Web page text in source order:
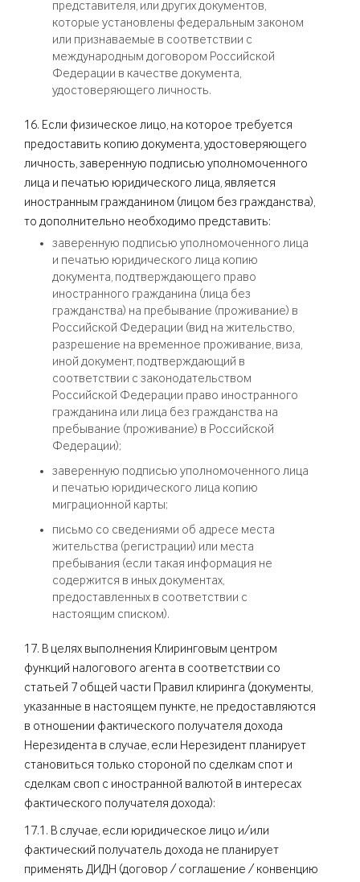
представителя, или других документов,
которые установлены федеральным законом
или признаваемые в соответствии с
международным договором Российской
Федерации в качестве документа,
удостоверяющего личность.
16. Если физическое лицо, на которое требуется
предоставить копию документа, удостоверяющего
личность, заверенную подписью уполномоченного
лица и печатью юридического лица, является
иностранным гражданином (лицом без гражданства),
то дополнительно необходимо представить:
заверенную подписью уполномоченного лица
и печатью юридического лица копию
документа, подтверждающего право
иностранного гражданина (лица без
гражданства) на пребывание (проживание) в
Российской Федерации (вид на жительство,
разрешение на временное проживание, виза,
иной документ, подтверждающий в
соответствии с законодательством
Российской Федерации право иностранного
гражданина или лица без гражданства на
пребывание (проживание) в Российской
Федерации);
заверенную подписью уполномоченного лица
и печатью юридического лица копию
миграционной карты;
письмо со сведениями об адресе места
жительства (регистрации) или места
пребывания (если такая информация не
содержится в иных документах,
предоставленных в соответствии с
настоящим списком).
17. В целях выполнения Клиринговым центром
функций налогового агента в соответствии со
статьей 7 общей части Правил клиринга (документы,
указанные в настоящем пункте, не предоставляются
в отношении фактического получателя дохода
Нерезидента в случае, если Нерезидент планирует
становиться только стороной по сделкам спот и
сделкам своп с иностранной валютой в интересах
фактического получателя дохода):
17.1. В случае, если юридическое лицо и/или
фактический получатель дохода не планирует
применять ДИДН (договор / соглашение / конвенцию